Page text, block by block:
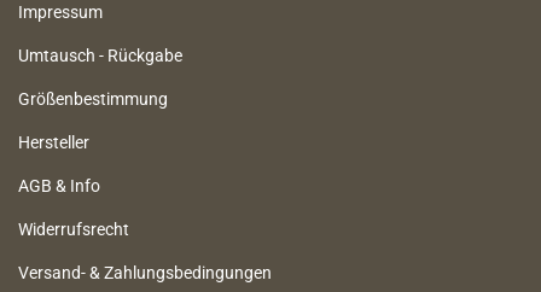
Impressum
Umtausch - Rückgabe
Größenbestimmung
Hersteller
AGB & Info
Widerrufsrecht
Versand- & Zahlungsbedingungen